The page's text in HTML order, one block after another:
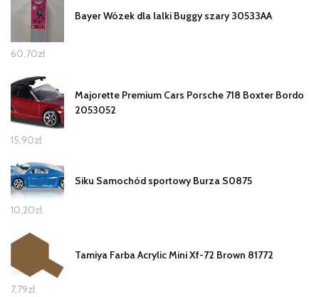
Bayer Wózek dla lalki Buggy szary 30533AA
60,70zł
Majorette Premium Cars Porsche 718 Boxter Bordo
2053052
15,90zł
Siku Samochód sportowy Burza S0875
10,20zł
Tamiya Farba Acrylic Mini Xf-72 Brown 81772
7,79zł